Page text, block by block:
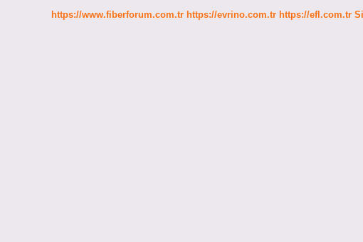
https://www.fiberforum.com.tr https://evrino.com.tr https://efl.com.tr